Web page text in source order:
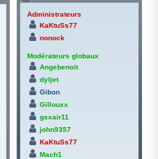
Administrateurs
KaKtuSs77
nonock
Modérateurs globaux
Angebenoit
dyljet
Gibon
Gillouxx
gsxair11
john9357
KaKtuSs77
Mach1